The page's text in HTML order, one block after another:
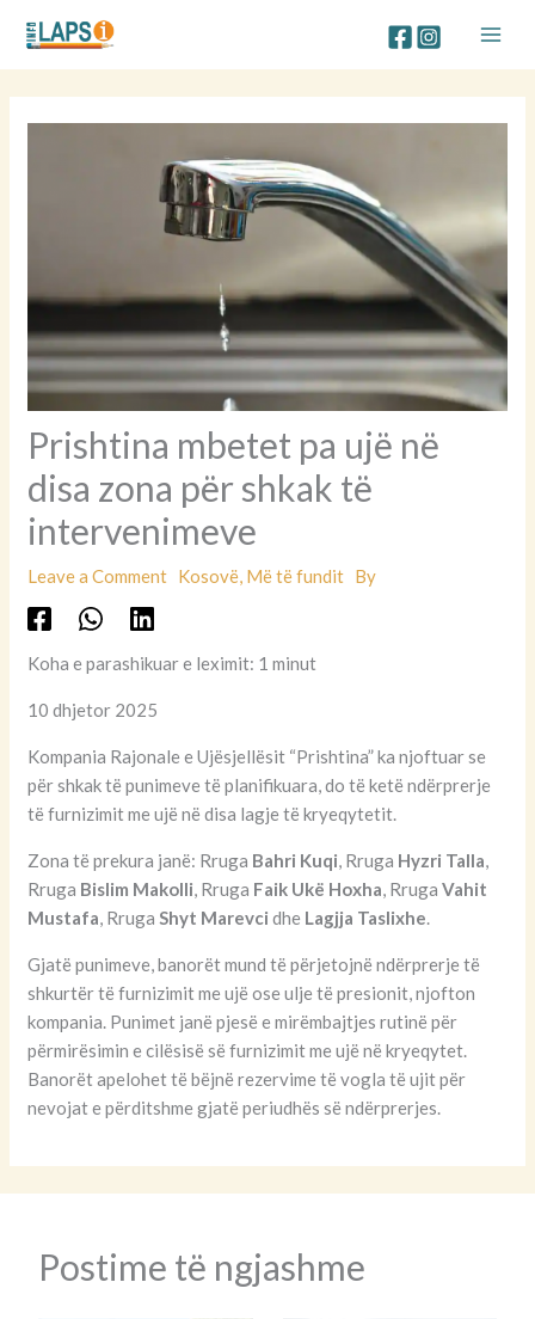
content
Prishtina mbetet pa ujë në
disa zona për shkak të
intervenimeve
Leave a Comment Kosovë, Më të fundit By
Koha e parashikuar e leximit: 1 minut
10 dhjetor 2025
Kompania Rajonale e Ujësjellësit “Prishtina” ka njoftuar se
për shkak të punimeve të planifikuara, do të ketë ndërprerje
të furnizimit me ujë në disa lagje të kryeqytetit.
Zona të prekura janë: Rruga Bahri Kuqi, Rruga Hyzri Talla,
Rruga Bislim Makolli, Rruga Faik Ukë Hoxha, RrugaVahit
Mustafa, RrugaShyt Marevci dhe Lagjja Taslixhe.
Gjatë punimeve, banorët mund të përjetojnë ndërprerje të
shkurtër të furnizimit me ujë ose ulje të presionit, njofton
kompania. Punimet janë pjesë e mirëmbajtjes rutinë për
përmirësimin e cilësisë së furnizimit me ujë në kryeqytet.
Banorët apelohet të bëjnë rezervime të vogla të ujit për
nevojat e përditshme gjatë periudhës së ndërprerjes.
Postime të ngjashme